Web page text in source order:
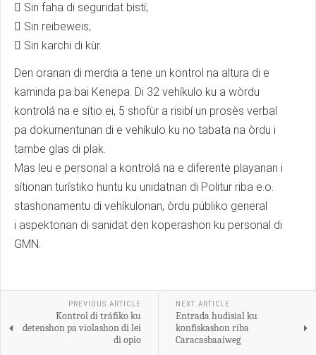
 Sin faha di seguridat bistí;
 Sin reibeweis;
 Sin karchi di kùr.
Den oranan di merdia a tene un kontrol na altura di e
kaminda pa bai Kenepa. Di 32 vehíkulo ku a wòrdu
kontrolá na e sítio ei, 5 shofùr a risibí un prosès verbal
pa dokumentunan di e vehíkulo ku no tabata na òrdu i
tambe glas di plak.
Mas leu e personal a kontrolá na e diferente playanan i
sítionan turístiko huntu ku unidatnan di Politur riba e.o.
stashonamentu di vehíkulonan, òrdu públiko general
i aspektonan di sanidat den koperashon ku personal di
GMN.
PREVIOUS ARTICLE
Kontrol di tráfiko ku
detenshon pa violashon di lei
di opio
NEXT ARTICLE
Entrada hudisial ku
konfiskashon riba
Caracasbaaiweg